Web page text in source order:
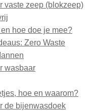
vaste zeep (blokzeep)
hoe doe je mee?
Zero Waste
wasbaar
hoe en waarom?
de bijenwasdoek